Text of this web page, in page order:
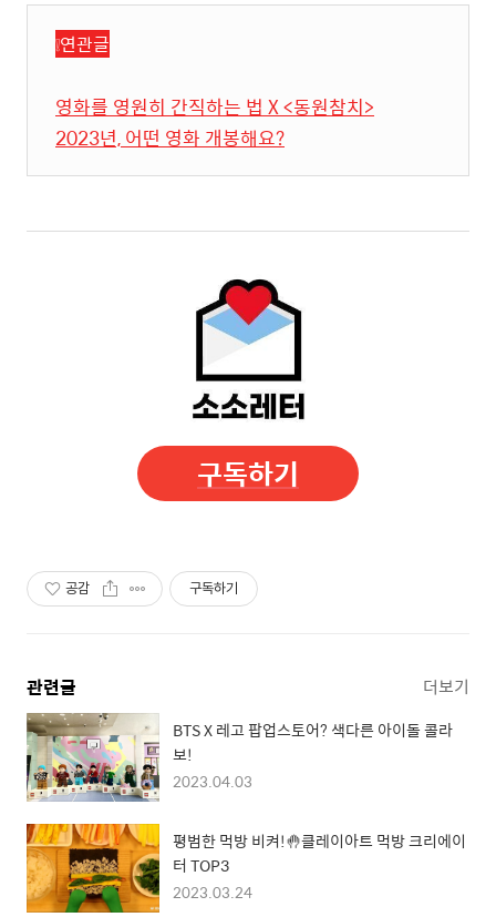
❕연관글
영화를 영원히 간직하는 법 X <동원참치>
2023년, 어떤 영화 개봉해요?
구독하기
공감 구독하기
관련글 더보기
BTS X 레고 팝업스토어? 색다른 아이돌 콜라
보!
2023.04.03
평범한 먹방 비켜!🤚클레이아트 먹방 크리에이
터 TOP3
2023.03.24